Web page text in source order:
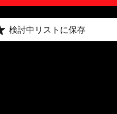
検討中リストに保存